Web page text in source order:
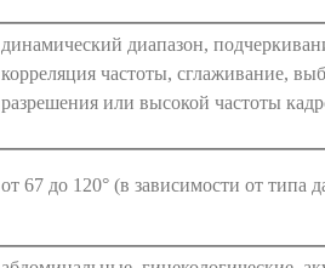
динамический диапазон,
корреляция частоты, сглаживание,
разрешения или высокой частоты
от 67 до 120° (в зависимости от типа